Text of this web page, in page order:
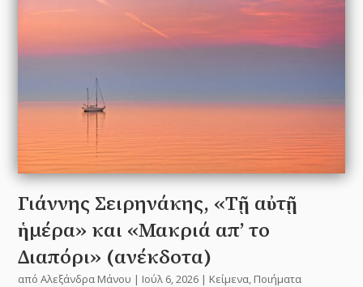
Γιάννης Σειρηνάκης, «Τῇ αὐτῇ
ἡμέρα» και «Μακριά απ’ το
Διαπόρι» (ανέκδοτα)
απόΑλεξάνδρα Μάνου | Ιούλ 6, 2026 | Κείμενα, Ποιήματα